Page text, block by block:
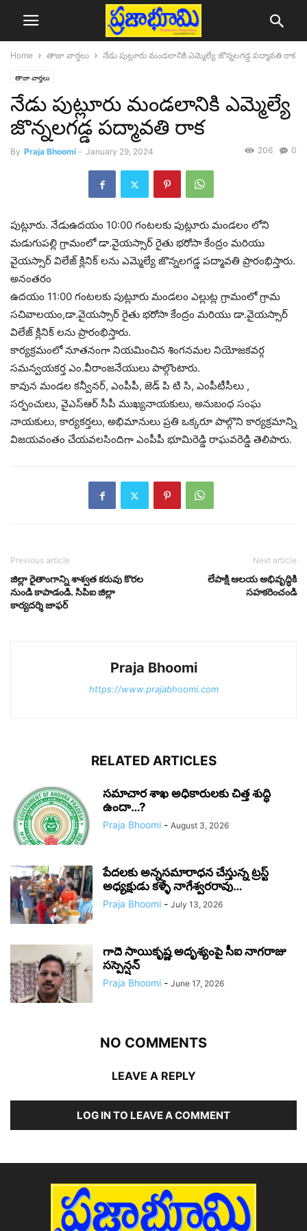
Home తాజా వార్తలు నేడు పుట్లూరు మండలానికి ఎమ్మెల్యే జొన్నలగడ్డ పద్మావతి రాక
తాజా వార్తలు
నేడు పుట్లూరు మండలానికి ఎమ్మెల్యే
జొన్నలగడ్డ పద్మావతి రాక
By Praja Bhoomi - January 29, 2024 0
206
పుట్లూరు. నేడుఉదయం 10:00 గంటలకు పుట్లూరు మండలం లోని
మడుగుపల్లి గ్రామంలో డా.వైయస్సార్ రైతు భరోసా కేంద్రం మరియు
వైయస్సార్ విలేజ్ క్లినిక్ లను ఎమ్మెల్యే జొన్నలగడ్డ పద్మావతి ప్రారంభిస్తారు.
అనంతరం
ఉదయం 11:00 గంటలకు పుట్లూరు మండలం ఎల్లుట్ల గ్రామంలో గ్రామ
సచివాలయం,డా.వైయస్సార్ రైతు భరోసా కేంద్రం మరియు డా.వైయస్సార్
విలేజ్ క్లినిక్ లను ప్రారంభిస్తారు.
కార్యక్రమంలో నూతనంగా నియమించిన శింగనమల నియోజకవర్గ
సమన్వయకర్త ఎం.వీరాంజనేయులు పాల్గొంటారు.
కావున మండల కన్వీనర్, ఎంపీపీ, జెడ్ పి టి సి, ఎంపీటీసీలు ,
సర్పంచులు, వైఎస్ఆర్ సీపీ ముఖ్యనాయకులు, అనుబంధ సంఘ
నాయకులు, కార్యకర్తలు, అభిమానులు ప్రతి ఒక్కరూ పాల్గొని కార్యక్రమాన్ని
విజయవంతం చేయవలసిందిగా ఎంపీపీ భూమిరెడ్డి రాఘవరెడ్డి తెలిపారు.
Previous article
జిల్లా రైతాంగాన్ని శాశ్వత కరువు కొరల
నుండి కాపాడండి. సిపిఐ జిల్లా
కార్యదర్శి జాఫర్
Next article
లేపాక్షి ఆలయ అభివృద్ధికి
సహకరించండి
Praja Bhoomi
https://www.prajabhoomi.com
RELATED ARTICLES
సమాచార శాఖ అధికారులకు చిత్త శుద్ధి
ఉందా…?
Praja Bhoomi - August 3, 2026
పేదలకు అన్నసమారాధన చేస్తున్న ట్రస్ట్
అధ్యక్షుడు కళ్ళే నాగేశ్వరరావు…
Praja Bhoomi - July 13, 2026
గాదె సాయికృష్ణ అదృశ్యంపై సీఐ నాగరాజు
సస్పెన్షన్
Praja Bhoomi - June 17, 2026
NO COMMENTS
LEAVE A REPLY
LOG IN TO LEAVE A COMMENT